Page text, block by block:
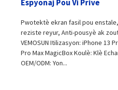
Espyonaj Pou Vi Prive
Pwotektè ekran fasil pou
reziste reyur, Anti-pousyè ak
VEMOSUN Itilizasyon: iPhone 13
Pro Max MagicBox Koulè: Klè
OEM/ODM: Yon...